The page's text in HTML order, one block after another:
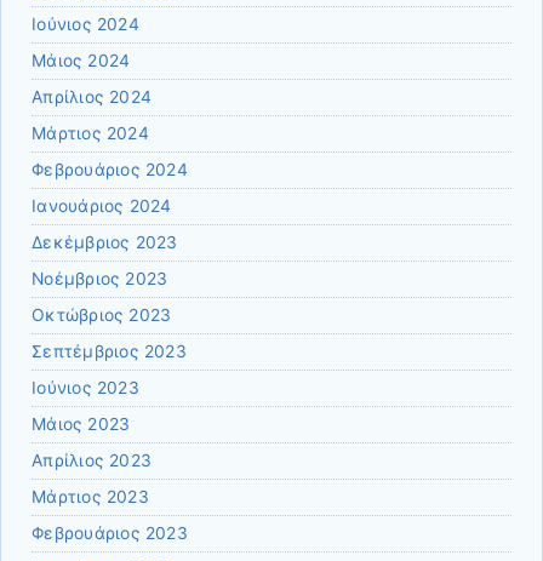
Ιούνιος 2024
Μάιος 2024
Απρίλιος 2024
Μάρτιος 2024
Φεβρουάριος 2024
Ιανουάριος 2024
Δεκέμβριος 2023
Νοέμβριος 2023
Οκτώβριος 2023
Σεπτέμβριος 2023
Ιούνιος 2023
Μάιος 2023
Απρίλιος 2023
Μάρτιος 2023
Φεβρουάριος 2023